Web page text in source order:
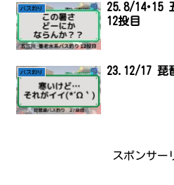
バス釣り
25.8/14･15
12投目
バス釣り 23.12/17 琵
スポンサー